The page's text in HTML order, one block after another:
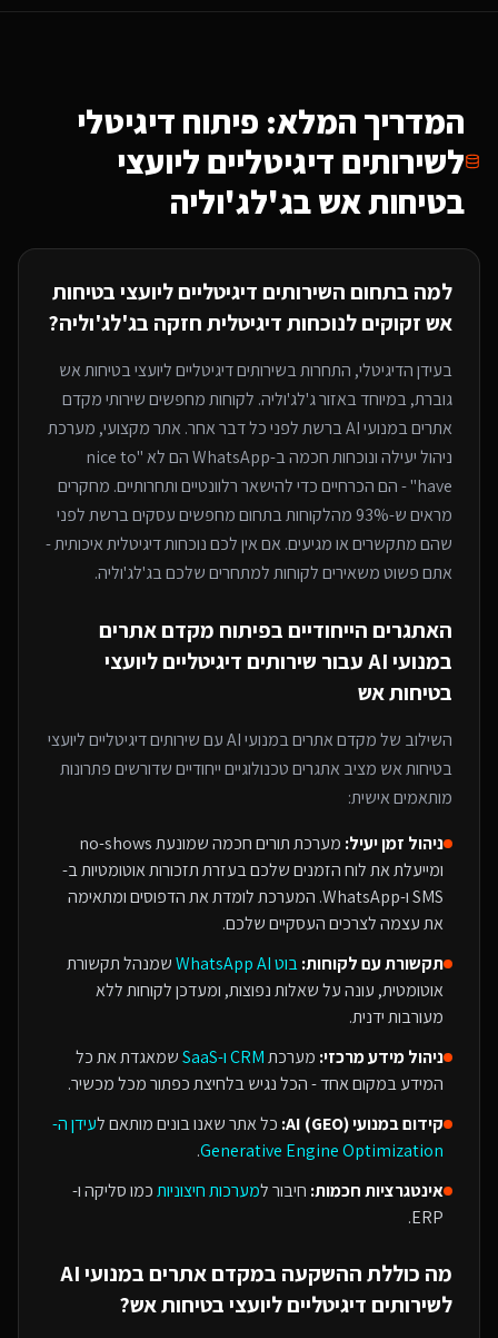
המדריך המלא: פיתוח דיגיטלי
לשירותים דיגיטליים ליועצי
בטיחות אשבג'לג'וליה
למה בתחום השירותים דיגיטליים ליועצי בטיחות
אשזקוקים לנוכחות דיגיטלית חזקה בג'לג'וליה?
בעידן הדיגיטלי, התחרות בשירותים דיגיטליים ליועצי בטיחות אש
גוברת, במיוחדבאזור ג'לג'וליה. לקוחות מחפשים שירותימקדם
אתרים במנועי AI
ברשת לפני כל דבר אחר. אתר מקצועי, מערכת
ניהול יעילה ונוכחות חכמה ב-WhatsApp הם לא "nice to
have" - הם הכרחיים כדי להישאר רלוונטיים ותחרותיים. מחקרים
מראים ש-93% מהלקוחות בתחום מחפשים עסקים ברשת לפני
שהם מתקשרים או מגיעים. אם אין לכם נוכחות דיגיטלית איכותית -
אתם פשוט משאירים לקוחות למתחריםשלכם בג'לג'וליה.
האתגרים הייחודיים בפיתוח מקדם אתרים
במנועי AI
עבור שירותים דיגיטליים ליועצי
בטיחות אש
השילוב שלמקדם אתרים במנועי AI עםשירותים דיגיטליים ליועצי
בטיחות אש מציב אתגרים טכנולוגיים ייחודיים שדורשים פתרונות
מותאמים אישית:
ניהול זמן יעיל:
מערכת תורים חכמה שמונעת no-shows
ומייעלת את לוח הזמנים שלכם בעזרת תזכורות אוטומטיות ב-
SMS ו-WhatsApp. המערכת לומדת את הדפוסים ומתאימה
את עצמה לצרכים העסקיים שלכם.
תקשורת עם לקוחות:בוט WhatsApp AI
שמנהל תקשורת
אוטומטית, עונה על שאלות נפוצות, ומעדכן לקוחות ללא
מעורבות ידנית.
ניהול מידע מרכזי: מערכתCRM ו-SaaS
שמאגדת את כל
המידע במקום אחד - הכל נגיש בלחיצת כפתור מכל מכשיר.
קידום במנועי AI (GEO):
כל אתר שאנו בונים מותאם לעידן ה-
Generative Engine Optimization
.
אינטגרציות חכמות: חיבור למערכות חיצוניותכמו סליקה ו-
ERP.
מה כוללת ההשקעה במקדם אתרים במנועי AI
לשירותים דיגיטליים ליועצי בטיחות אש?